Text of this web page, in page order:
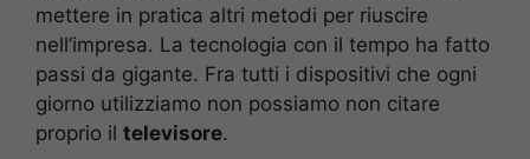
mettere in pratica altri metodi per riuscire
nell’impresa. La tecnologia con il tempo ha fatto
passi da gigante. Fra tutti i dispositivi che ogni
giorno utilizziamo non possiamo non citare
proprio il televisore.